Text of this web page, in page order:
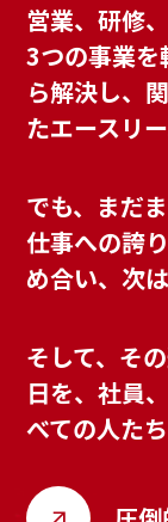
営業、研修
3つの事業を
ら解決し、
たエースリー
でも、まだ
仕事への誇
め合い、次
そして、そ
日を、社員
べての人た